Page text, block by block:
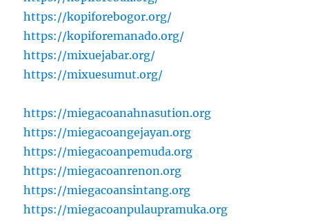
https://kopiforebogor.org/
https://kopiforemanado.org/
https://mixuejabar.org/
https://mixuesumut.org/
https://miegacoanahnasution.org
https://miegacoangejayan.org
https://miegacoanpemuda.org
https://miegacoanrenon.org
https://miegacoansintang.org
https://miegacoanpulaupramuka.org